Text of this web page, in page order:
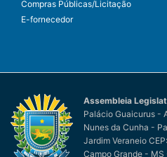
Compras Públicas/Licitação
E-fornecedor
Assembleia
Palácio Guaicurus -
Nunes da Cunha -
Jardim Veraneio
Campo Grande -